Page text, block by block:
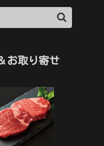
お取り寄せ